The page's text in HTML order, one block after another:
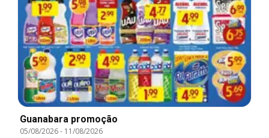
Guanabara promoção
05/08/2026- 11/08/2026